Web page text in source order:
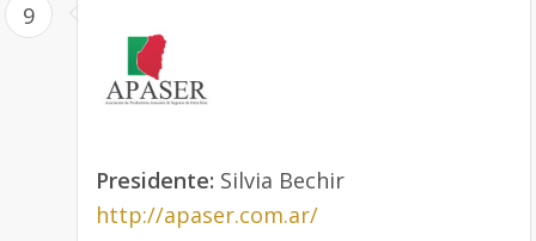
9
Presidente: Silvia Bechir
http://apaser.com.ar/